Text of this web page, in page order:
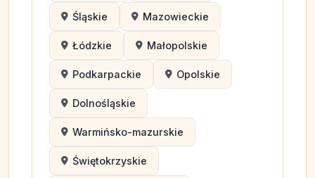
Śląskie Mazowieckie
Łódzkie Małopolskie
Podkarpackie Opolskie
Dolnośląskie
Warmińsko-mazurskie
Świętokrzyskie